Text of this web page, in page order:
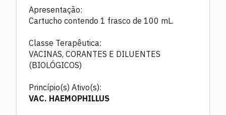
Apresentação:
Cartucho contendo 1 frasco de 100 mL.
Classe Terapêutica:
VACINAS, CORANTES E DILUENTES
(BIOLÓGICOS)
Princípio(s) Ativo(s):
VAC. HAEMOPHILLUS